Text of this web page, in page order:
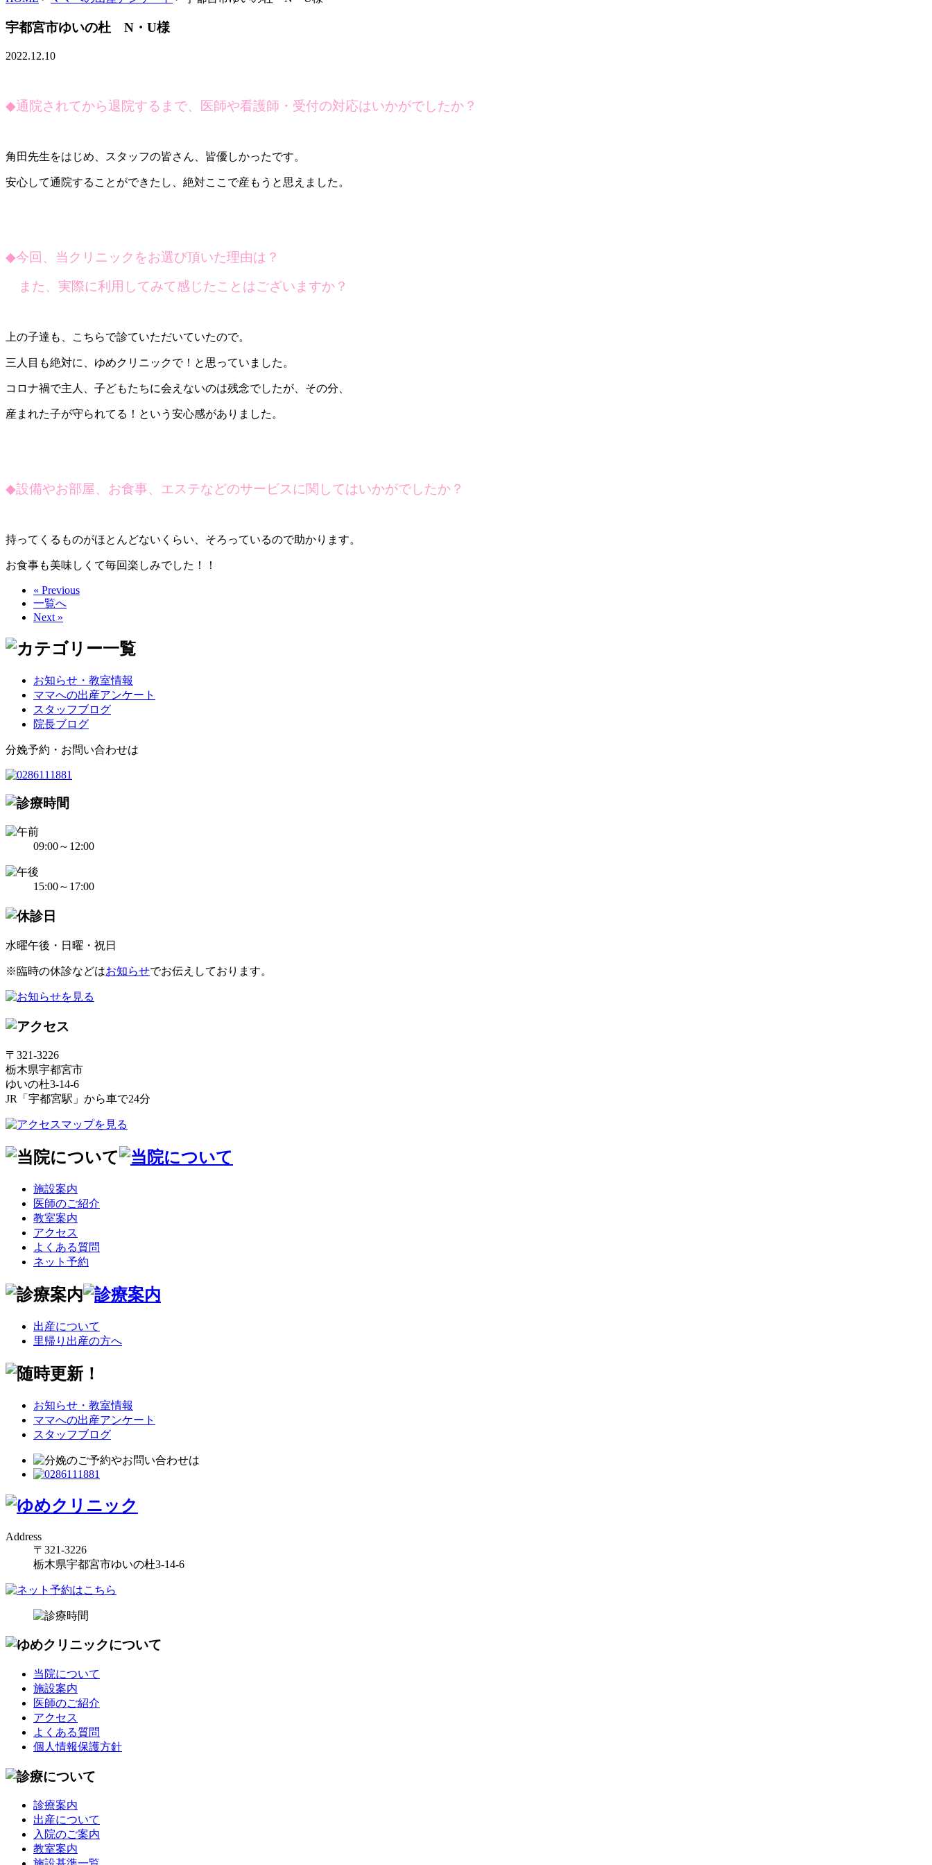
宇都宮市ゆいの杜 N・U様
2022.12.10
◆通院されてから退院するまで、医師や看護師・受付の対応はいかがでしたか？
角田先生をはじめ、スタッフの皆さん、皆優しかったです。
安心して通院することができたし、絶対ここで産もうと思えました。
◆今回、当クリニックをお選び頂いた理由は？
また、実際に利用してみて感じたことはございますか？
上の子達も、こちらで診ていただいていたので。
三人目も絶対に、ゆめクリニックで！と思っていました。
コロナ禍で主人、子どもたちに会えないのは残念でしたが、その分、
産まれた子が守られてる！という安心感がありました。
◆設備やお部屋、お食事、エステなどのサービスに関してはいかがでしたか？
持ってくるものがほとんどないくらい、そろっているので助かります。
お食事も美味しくて毎回楽しみでした！！
« Previous
一覧へ
Next »
お知らせ・教室情報
ママへの出産アンケート
スタッフブログ
院長ブログ
分娩予約・お問い合わせは
09:00～12:00
15:00～17:00
水曜午後・日曜・祝日
※臨時の休診などはお知らせでお伝えしております。
〒321-3226
栃木県宇都宮市
ゆいの杜3-14-6
JR「宇都宮駅」から車で24分
施設案内
医師のご紹介
教室案内
アクセス
よくある質問
ネット予約
出産について
里帰り出産の方へ
お知らせ・教室情報
ママへの出産アンケート
スタッフブログ
Address
〒321-3226
栃木県宇都宮市ゆいの杜3-14-6
当院について
施設案内
医師のご紹介
アクセス
よくある質問
個人情報保護方針
診療案内
出産について
入院のご案内
教室案内